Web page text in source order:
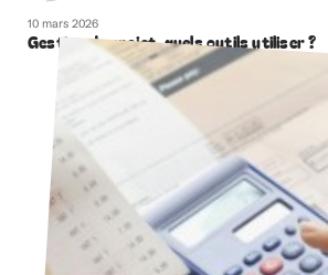
10 mars 2026
Gestion de projet, quels outils utiliser ?